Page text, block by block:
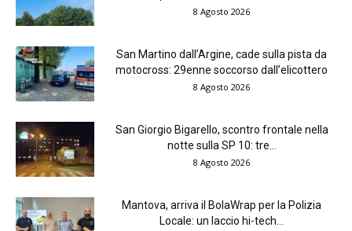
8 Agosto 2026
San Martino dall’Argine, cade sulla pista da
motocross: 29enne soccorso dall’elicottero
8 Agosto 2026
San Giorgio Bigarello, scontro frontale nella
notte sulla SP 10: tre...
8 Agosto 2026
Mantova, arriva il BolaWrap per la Polizia
Locale: un laccio hi-tech...